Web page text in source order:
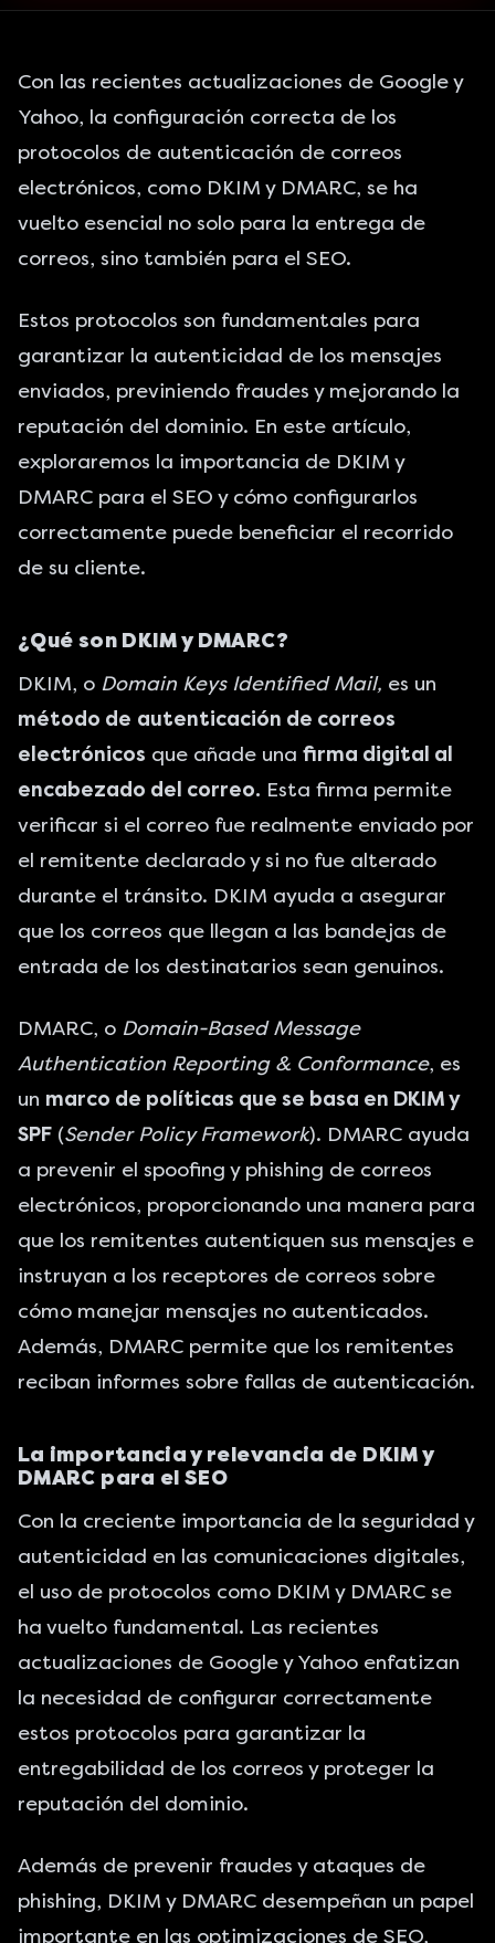
Con las recientes actualizaciones de Google y
Yahoo, la configuración correcta de los
protocolos de autenticación de correos
electrónicos, como DKIM y DMARC, se ha
vuelto esencial no solo para la entrega de
correos, sino también para el SEO.
Estos protocolos son fundamentales para
garantizar la autenticidad de los mensajes
enviados, previniendo fraudes y mejorando la
reputación del dominio. En este artículo,
exploraremos la importancia de DKIM y
DMARC para el SEO y cómo configurarlos
correctamente puede beneficiar el recorrido
de su cliente.
¿Qué son DKIM y DMARC?
DKIM, o Domain Keys Identified Mail, es un
método de autenticación de correos
electrónicos que añade una firma digital al
encabezado del correo. Esta firma permite
verificar si el correo fue realmente enviado por
el remitente declarado y si no fue alterado
durante el tránsito. DKIM ayuda a asegurar
que los correos que llegan a las bandejas de
entrada de los destinatarios sean genuinos.
DMARC, o Domain-Based Message
Authentication Reporting & Conformance, es
un marco de políticas que se basa en DKIM y
SPF (Sender Policy Framework). DMARC ayuda
a prevenir el spoofing y phishing de correos
electrónicos, proporcionando una manera para
que los remitentes autentiquen sus mensajes e
instruyan a los receptores de correos sobre
cómo manejar mensajes no autenticados.
Además, DMARC permite que los remitentes
reciban informes sobre fallas de autenticación.
La importancia y relevancia de DKIM y
DMARC para el SEO
Con la creciente importancia de la seguridad y
autenticidad en las comunicaciones digitales,
el uso de protocolos como DKIM y DMARC se
ha vuelto fundamental. Las recientes
actualizaciones de Google y Yahoo enfatizan
la necesidad de configurar correctamente
estos protocolos para garantizar la
entregabilidad de los correos y proteger la
reputación del dominio.
Además de prevenir fraudes y ataques de
phishing, DKIM y DMARC desempeñan un papel
importante en las optimizaciones de SEO,